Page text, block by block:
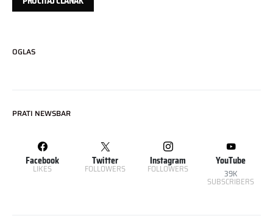
OGLAS
PRATI NEWSBAR
Facebook
LIKES
Twitter
FOLLOWERS
Instagram
FOLLOWERS
YouTube
39K
SUBSCRIBERS